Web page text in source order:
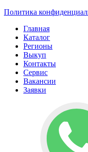
Политика
Главная
Каталог
Регионы
Выкуп
Контакты
Сервис
Вакансии
Заявки